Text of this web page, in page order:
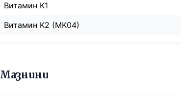
Витамин K1
Витамин K2 (MK04)
Мазнини